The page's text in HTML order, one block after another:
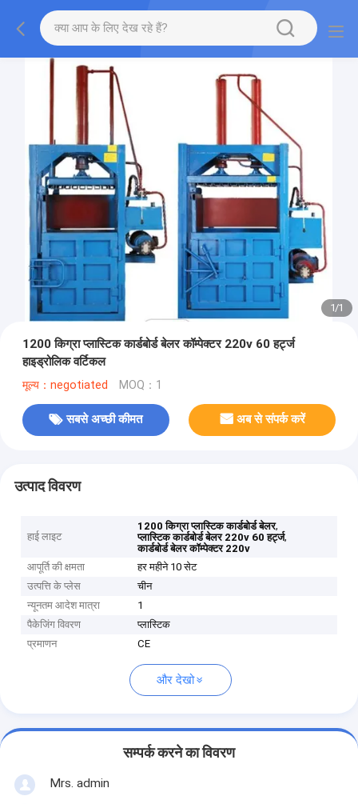
1/1
1200 किग्रा प्लास्टिक कार्डबोर्ड बेलर कॉम्पेक्टर 220v 60 हर्ट्ज
हाइड्रोलिक वर्टिकल
मूल्य：negotiated MOQ：1
सबसे अच्छी कीमत अब से संपर्क करें
उत्पाद विवरण
हाई लाइट
1200 किग्रा प्लास्टिक कार्डबोर्ड बेलर,
प्लास्टिक कार्डबोर्ड बेलर 220v 60 हर्ट्ज,
कार्डबोर्ड बेलर कॉम्पेक्टर 220v
आपूर्ति की क्षमता
हर महीने 10 सेट
उत्पत्ति के प्लेस
चीन
न्यूनतम आदेश मात्रा
1
पैकेजिंग विवरण
प्लास्टिक
प्रमाणन
CE
और देखो
सम्पर्क करने का विवरण
Mrs. admin